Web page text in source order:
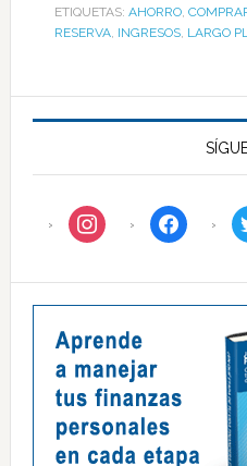
ETIQUETAS: AHORRO,
RESERVA, INGRESOS, LARGO
instagram facebook